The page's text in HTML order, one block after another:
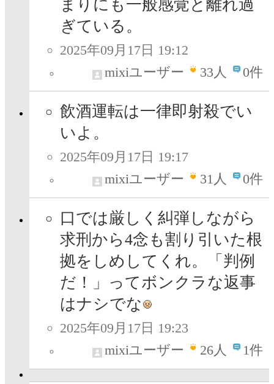
まりにも一般感覚と離れ過
ぎている。
2025年09月17日 19:12
mixiユーザー
33人 0件
飲酒運転は一律即射殺でい
いよ。
2025年09月17日 19:17
mixiユーザー
31人 0件
口では厳しく糾弾しながら
求刑から4念も割り引いた根
拠をしめしてくれ。「判例
だ！」ってボンクラな返事
はナシでな
2025年09月17日 19:23
mixiユーザー
26人 1件